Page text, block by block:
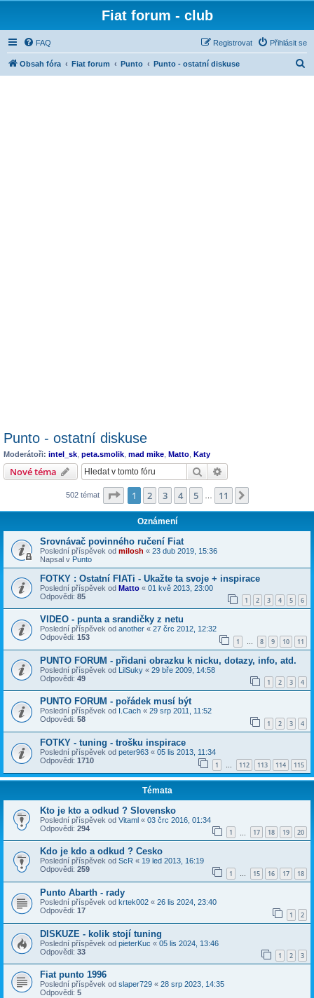
Fiat forum - club
FAQ Přihlásit se
Registrovat
Obsah fóra Fiat forum Punto Punto - ostatní diskuse
Punto - ostatní diskuse
Moderátoři: intel_sk peta.smolik mad mike Matto Katy
Nové téma Hledat
502 témat Stránka z 11
1 2 3 4 5 11
Oznámení
Srovnávač povinného ručení Fiat
Poslední příspěvek od milosh « 23 dub 2019, 15:36
Napsal v Punto
FOTKY : Ostatní FIATi - Ukažte ta svoje + inspirace
Poslední příspěvek od Matto « 01 kvě 2013, 23:00
Odpovědi: 85 1 2 3 4 5 6
VIDEO - punta a srandičky z netu
Poslední příspěvek od another « 27 črc 2012, 12:32
Odpovědi: 153 1 … 8 9 10 11
PUNTO FORUM - přidani obrazku k nicku, dotazy, info, atd.
Poslední příspěvek od LilSuky « 29 bře 2009, 14:58
Odpovědi: 49 1 2 3 4
PUNTO FORUM - pořádek musí být
Poslední příspěvek od I.Cach « 29 srp 2011, 11:52
Odpovědi: 58 1 2 3 4
FOTKY - tuning - trošku inspirace
Poslední příspěvek od peter963 « 05 lis 2013, 11:34
Odpovědi: 1710 1 … 112 113 114 115
Témata
Kto je kto a odkud ? Slovensko
Poslední příspěvek od Vitaml « 03 črc 2016, 01:34
Odpovědi: 294 1 17 18 19 20
Kdo je kdo a odkud ? Cesko
Poslední příspěvek od ScR « 19 led 2013, 16:19
Odpovědi: 259 1 … 15 16 17 18
Punto Abarth - rady
Poslední příspěvek od krtek002 « 26 lis 2024, 23:40
Odpovědi: 17 1 2
DISKUZE - kolik stojí tuning
Poslední příspěvek od pieterKuc « 05 lis 2024, 13:46
Odpovědi: 33 1 2 3
Fiat punto 1996
Poslední příspěvek od slaper729 « 28 srp 2023, 14:35
Odpovědi: 5